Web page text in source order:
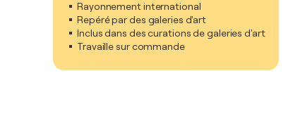
Rayonnement international
Repéré par des galeries d'art
Inclus dans des curations de galeries d'art
Travaille sur commande